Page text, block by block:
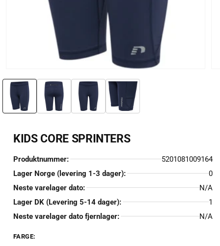
medie
modal
KIDS CORE SPRINTERS
Produktnummer:
5201081009164
Lager Norge (levering 1-3 dager):
0
Neste varelager dato:
N/A
Lager DK (Levering 5-14 dager):
1
Neste varelager dato fjernlager:
N/A
FARGE: